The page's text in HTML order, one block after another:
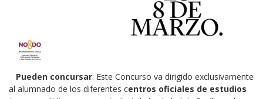
Pueden concursar: Este Concurso va dirigido exclusivamente
al alumnado de los diferentes centros oficiales de estudios